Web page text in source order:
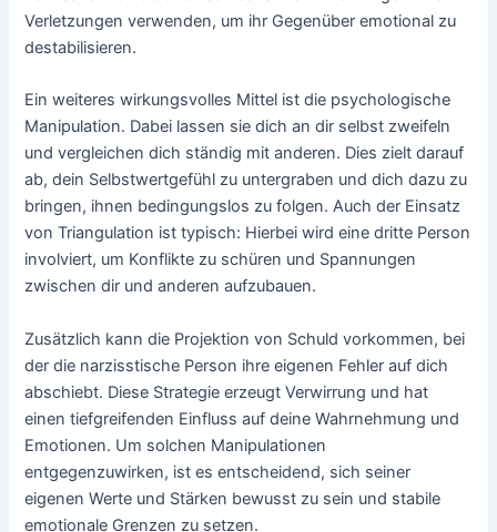
Verletzungen verwenden, um ihr Gegenüber emotional zu
destabilisieren.
Ein weiteres wirkungsvolles Mittel ist die psychologische
Manipulation. Dabei lassen sie dich an dir selbst zweifeln
und vergleichen dich ständig mit anderen. Dies zielt darauf
ab, dein Selbstwertgefühl zu untergraben und dich dazu zu
bringen, ihnen bedingungslos zu folgen. Auch der Einsatz
von Triangulation ist typisch: Hierbei wird eine dritte Person
involviert, um Konflikte zu schüren und Spannungen
zwischen dir und anderen aufzubauen.
Zusätzlich kann die Projektion von Schuld vorkommen, bei
der die narzisstische Person ihre eigenen Fehler auf dich
abschiebt. Diese Strategie erzeugt Verwirrung und hat
einen tiefgreifenden Einfluss auf deine Wahrnehmung und
Emotionen. Um solchen Manipulationen
entgegenzuwirken, ist es entscheidend, sich seiner
eigenen Werte und Stärken bewusst zu sein und stabile
emotionale Grenzen zu setzen.